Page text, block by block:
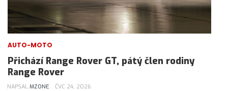
AUTO-MOTO
Přichází Range Rover GT, pátý člen rodiny
Range Rover
NAPSAL MZONE ČVC 24, 2026